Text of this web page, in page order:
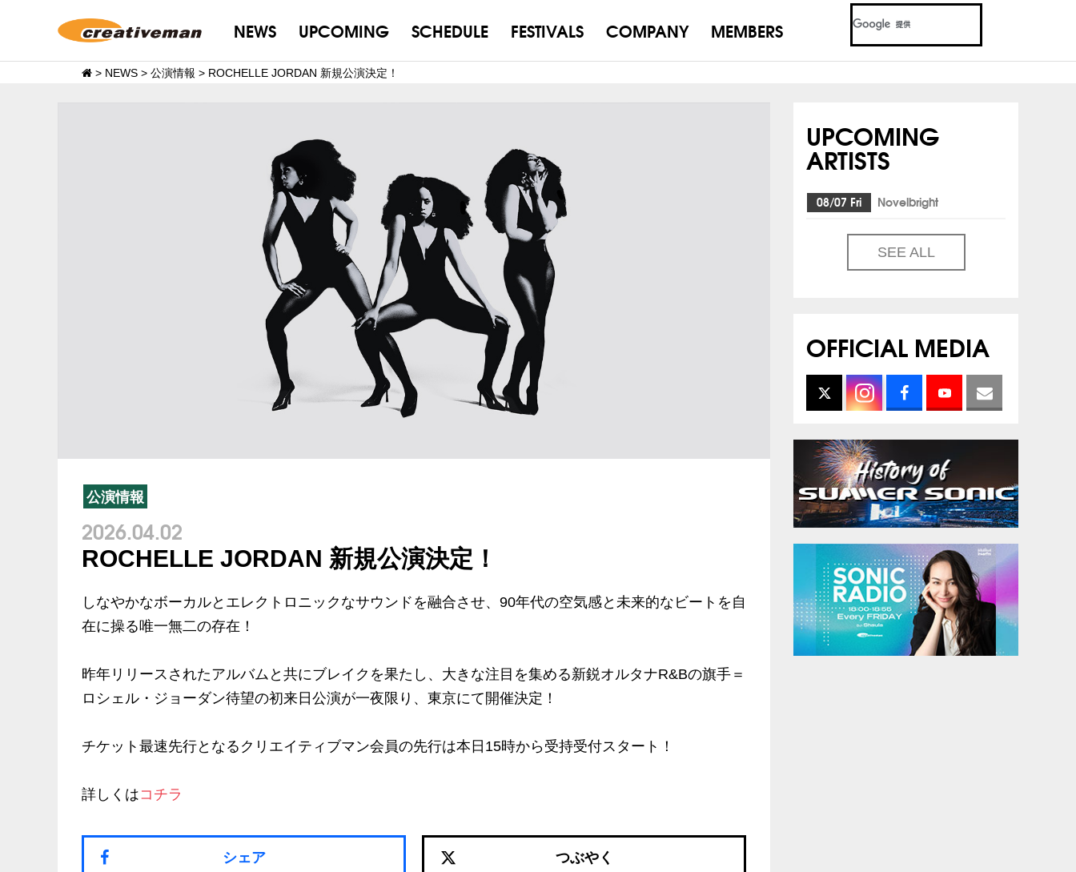
NEWS UPCOMING SCHEDULE FESTIVALS COMPANY MEMBERS
> NEWS > 公演情報 > ROCHELLE JORDAN 新規公演決定！
公演情報
2026.04.02
ROCHELLE JORDAN 新規公演決定！
しなやかなボーカルとエレクトロニックなサウンドを融合させ、90年代の空気感と未来的なビートを自
在に操る唯一無二の存在！
昨年リリースされたアルバムと共にブレイクを果たし、大きな注目を集める新鋭オルタナR&Bの旗手＝
ロシェル・ジョーダン待望の初来日公演が一夜限り、東京にて開催決定！
チケット最速先行となるクリエイティブマン会員の先行は本日15時から受持受付スタート！
詳しくはコチラ
シェア つぶやく
UPCOMING
ARTISTS
08/07 Fri Novelbright
SEE ALL
OFFICIAL MEDIA